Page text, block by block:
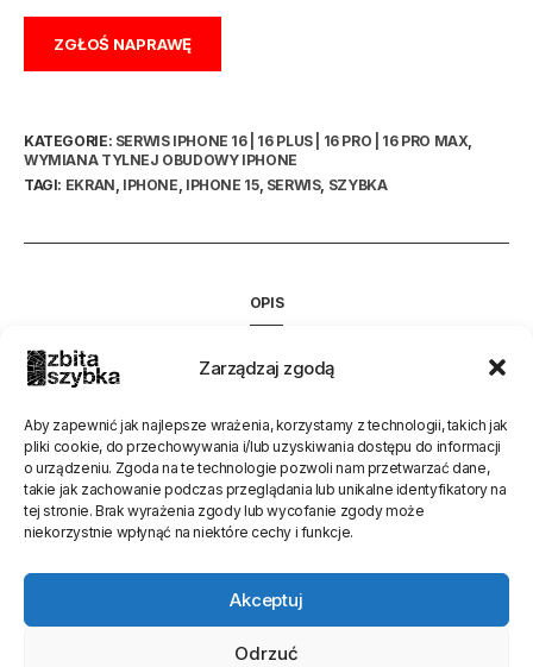
Zarządzaj zgodą
Aby zapewnić jak najlepsze wrażenia, korzystamy z technologii, takich jak
pliki cookie, do przechowywania i/lub uzyskiwania dostępu do informacji
o urządzeniu. Zgoda na te technologie pozwoli nam przetwarzać dane,
takie jak zachowanie podczas przeglądania lub unikalne identyfikatory na
tej stronie. Brak wyrażenia zgody lub wycofanie zgody może
niekorzystnie wpłynąć na niektóre cechy i funkcje.
Akceptuj
Odrzuć
ZGŁOŚ NAPRAWĘ
KATEGORIE: SERWIS IPHONE 16 | 16 PLUS | 16 PRO | 16 PRO MAX,
WYMIANA TYLNEJ OBUDOWY IPHONE
TAGI: EKRAN, IPHONE, IPHONE 15, SERWIS, SZYBKA
OPIS
Trwa zmiana opisu
Oceń stronę
[Ocen:25Średnia: